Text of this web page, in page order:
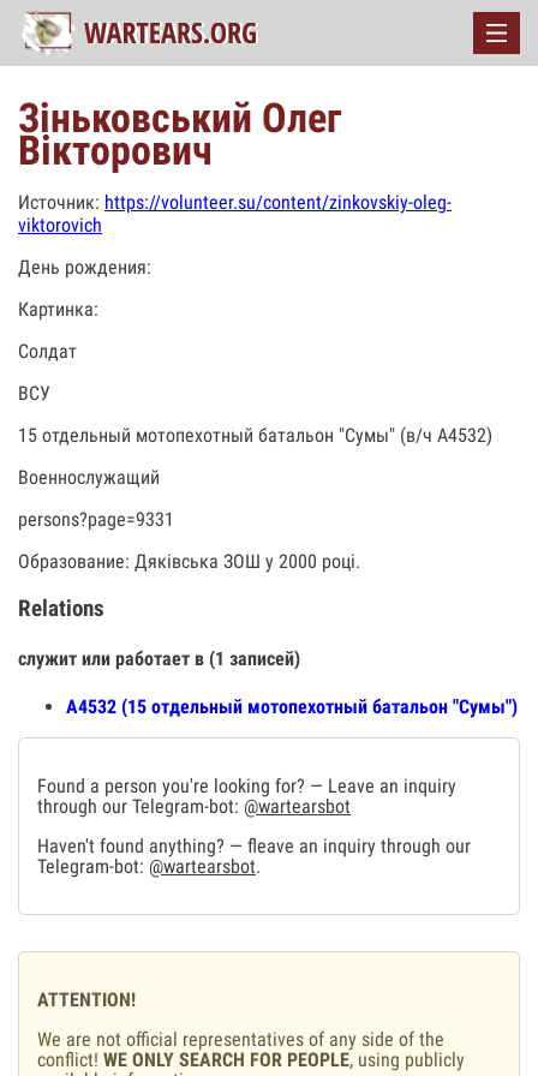
Зіньковський Олег
Вікторович
Источник: https://volunteer.su/content/zinkovskiy-oleg-
viktorovich
День рождения:
Картинка:
Солдат
ВСУ
15 отдельный мотопехотный батальон "Сумы" (в/ч А4532)
Военнослужащий
persons?page=9331
Образование: Дяківська ЗОШ у 2000 році.
Relations
служит или работает в (1 записей)
А4532 (15 отдельный мотопехотный батальон "Сумы")
Found a person you're looking for? — Leave an inquiry
through our Telegram-bot: @wartearsbot
Haven't found anything? — fleave an inquiry through our
Telegram-bot: @wartearsbot.
ATTENTION!
We are not official representatives of any side of the
conflict! WE ONLY SEARCH FOR PEOPLE, using publicly